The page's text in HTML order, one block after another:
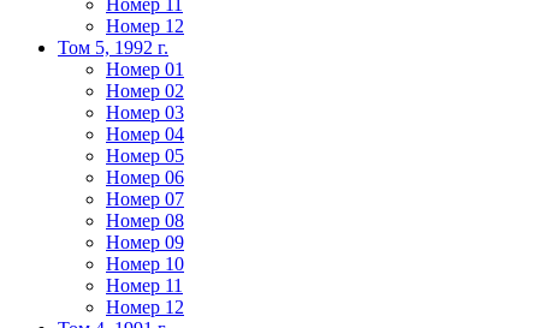
Номер 11
Номер 12
Том 5, 1992 г.
Номер 01
Номер 02
Номер 03
Номер 04
Номер 05
Номер 06
Номер 07
Номер 08
Номер 09
Номер 10
Номер 11
Номер 12